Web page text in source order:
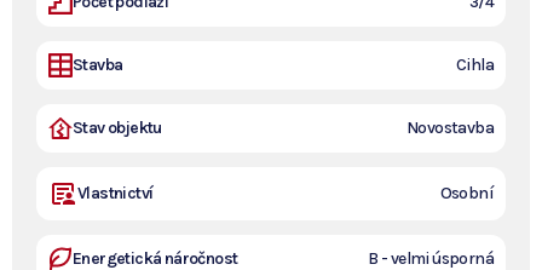
Stavba Cihla
Stav objektu Novostavba
Vlastnictví Osobní
Energetická náročnost B - velmi úsporná